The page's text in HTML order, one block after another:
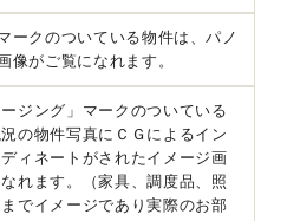
ークのついている物件は、パノ
像がご覧になれます。
ージング」マークのついている
の物件写真にＣＧによるイン
ィネートがされたイメージ画
れます。（家具、調度品、照
でイメージであり実際のお部